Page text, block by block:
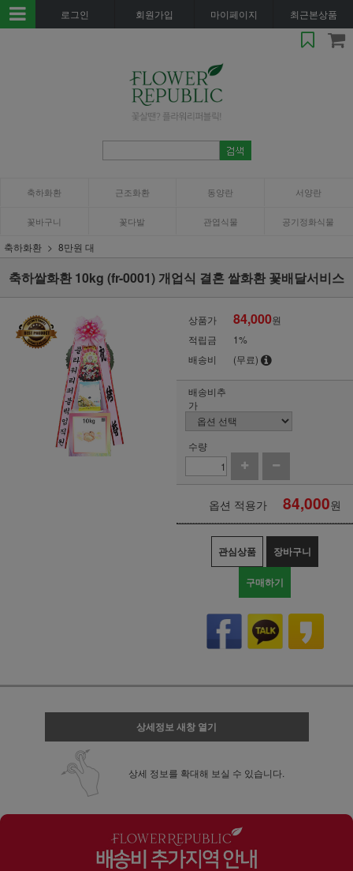
로그인 회원가입 마이페이지 최근본상품
축하화환 근조화환 동양란 서양란
꽃바구니 꽃다발 관엽식물 공기정화식물
축하화환 8만원 대
축하쌀화환 10kg (fr-0001) 개업식 결혼 쌀화환 꽃배달서비스
상품가 84,000원
적립금
1%
배송비
(무료)
배송비추
가
수량
옵션 적용가 84,000원
관심상품 장바구니
구매하기
상세정보 새창 열기
상세 정보를 확대해 보실 수 있습니다.